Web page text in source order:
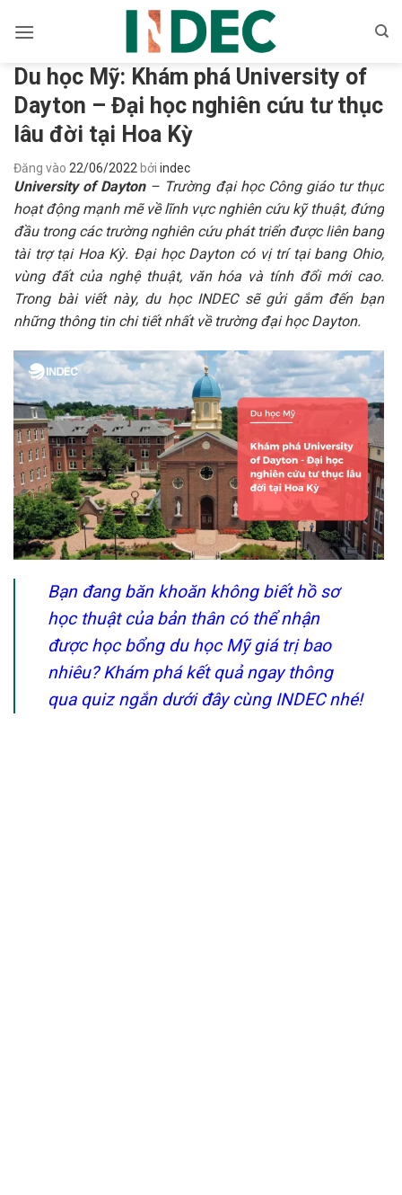
qua
dungDu học Mỹ: Khám phá University of
Dayton – Đại học nghiên cứu tư thục
lâu đời tại Hoa Kỳ
Đăng vào 22/06/2022 bởi indec
University of Dayton – Trường đại học Công giáo tư thục
hoạt động mạnh mẽ về lĩnh vực nghiên cứu kỹ thuật, đứng
đầu trong các trường nghiên cứu phát triển được liên bang
tài trợ tại Hoa Kỳ. Đại học Dayton có vị trí tại bang Ohio,
vùng đất của nghệ thuật, văn hóa và tính đổi mới cao.
Trong bài viết này, du học INDEC sẽ gửi gắm đến bạn
những thông tin chi tiết nhất về trường đại học Dayton.
Bạn đang băn khoăn không biết hồ sơ
học thuật của bản thân có thể nhận
được học bổng du học Mỹ giá trị bao
nhiêu? Khám phá kết quả ngay thông
qua quiz ngắn dưới đây cùng INDEC nhé!